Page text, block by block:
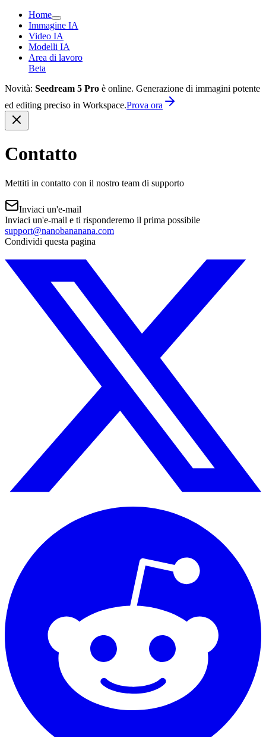
Home
Immagine IA
Video IA
Modelli IA
Area di lavoro
Beta
Novità: Seedream 5 Pro è online. Generazione di immagini potente
ed editing preciso in Workspace.Prova ora
Contatto
Mettiti in contatto con il nostro team di supporto
Inviaci un'e-mail
Inviaci un'e-mail e ti risponderemo il prima possibile
support@nanobananana.com
Condividi questa pagina